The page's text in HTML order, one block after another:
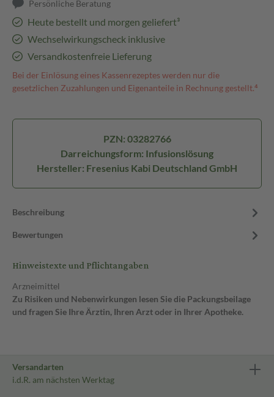
Persönliche Beratung
Heute bestellt und morgen geliefert³
Wechselwirkungscheck inklusive
Versandkostenfreie Lieferung
Bei der Einlösung eines Kassenrezeptes werden nur die
gesetzlichen Zuzahlungen und Eigenanteile in Rechnung gestellt.⁴
PZN: 03282766
Darreichungsform: Infusionslösung
Hersteller: Fresenius Kabi Deutschland GmbH
Beschreibung
Bewertungen
Hinweistexte und Pflichtangaben
Arzneimittel
Zu Risiken und Nebenwirkungen lesen Sie die Packungsbeilage
und fragen Sie Ihre Ärztin, Ihren Arzt oder in Ihrer Apotheke.
Versandarten
i.d.R. am nächsten Werktag